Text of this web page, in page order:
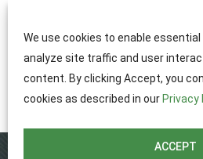
We use cookies to enable
analyze site traffic and user
content. By clicking Accept, you
cookies as described in our Privacy
ACCEPT
NOUS JOINDRE